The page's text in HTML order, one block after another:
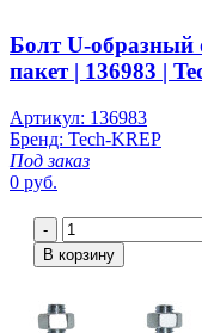
Болт U-
пакет | 136983 |
Артикул: 136983
Бренд: Tech-KREP
Под заказ
0 руб.
-
В корзину